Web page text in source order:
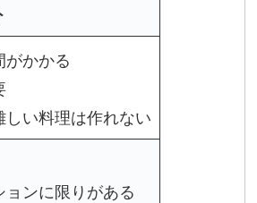
かかる
しい料理は作れない
ンに限りがある